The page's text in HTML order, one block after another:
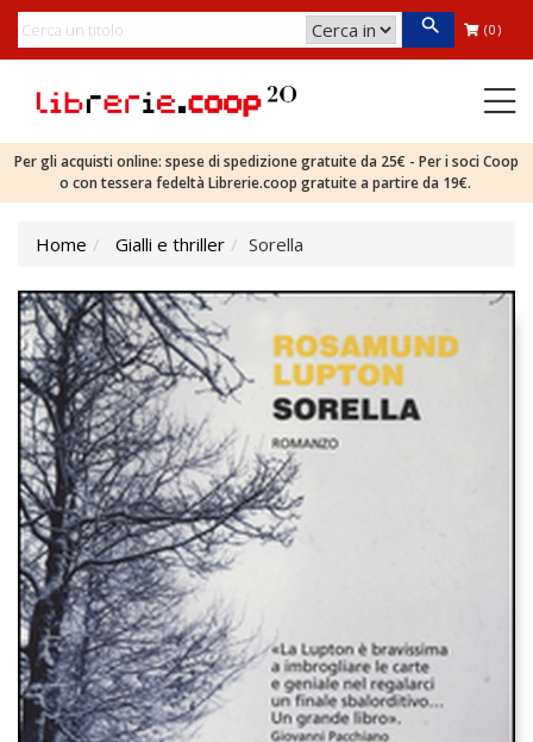
(0)
Per gli acquisti online: spese di spedizione gratuite da 25€ - Per i soci Coop
o con tessera fedeltà Librerie.coop gratuite a partire da 19€.
Home Gialli e thriller Sorella